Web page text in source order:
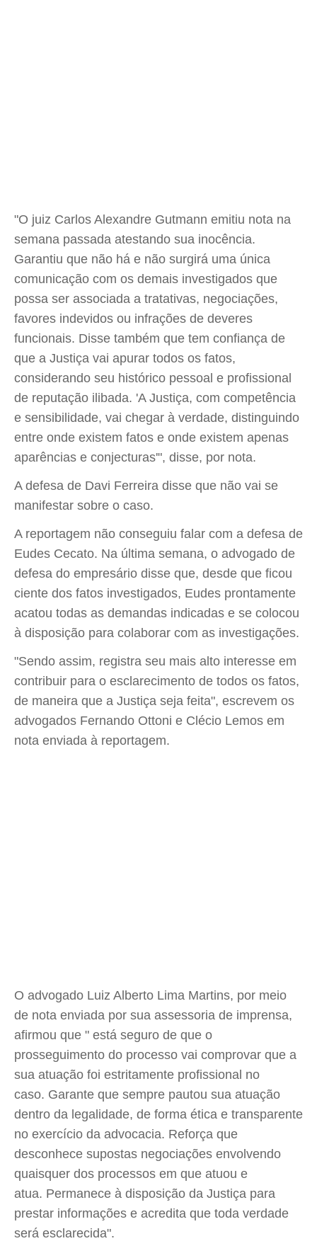
"O juiz Carlos Alexandre Gutmann emitiu nota na
semana passada atestando sua inocência.
Garantiu que não há e não surgirá uma única
comunicação com os demais investigados que
possa ser associada a tratativas, negociações,
favores indevidos ou infrações de deveres
funcionais. Disse também que tem confiança de
que a Justiça vai apurar todos os fatos,
considerando seu histórico pessoal e profissional
de reputação ilibada. 'A Justiça, com competência
e sensibilidade, vai chegar à verdade, distinguindo
entre onde existem fatos e onde existem apenas
aparências e conjecturas'", disse, por nota.
A defesa de Davi Ferreira disse que não vai se
manifestar sobre o caso.
A reportagem não conseguiu falar com a defesa de
Eudes Cecato. Na última semana, o advogado de
defesa do empresário disse que, desde que ficou
ciente dos fatos investigados, Eudes prontamente
acatou todas as demandas indicadas e se colocou
à disposição para colaborar com as investigações.
"Sendo assim, registra seu mais alto interesse em
contribuir para o esclarecimento de todos os fatos,
de maneira que a Justiça seja feita", escrevem os
advogados Fernando Ottoni e Clécio Lemos em
nota enviada à reportagem.
O advogado Luiz Alberto Lima Martins, por meio
de nota enviada por sua assessoria de imprensa,
afirmou que " está seguro de que o
prosseguimento do processo vai comprovar que a
sua atuação foi estritamente profissional no
caso. Garante que sempre pautou sua atuação
dentro da legalidade, de forma ética e transparente
no exercício da advocacia. Reforça que
desconhece supostas negociações envolvendo
quaisquer dos processos em que atuou e
atua. Permanece à disposição da Justiça para
prestar informações e acredita que toda verdade
será esclarecida".